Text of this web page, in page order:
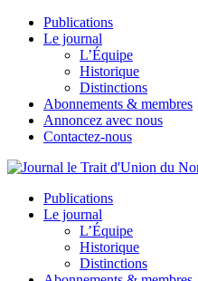
Publications
Le journal
L’Équipe
Historique
Distinctions
Abonnements & membres
Annoncez avec nous
Contactez-nous
Publications
Le journal
L’Équipe
Historique
Distinctions